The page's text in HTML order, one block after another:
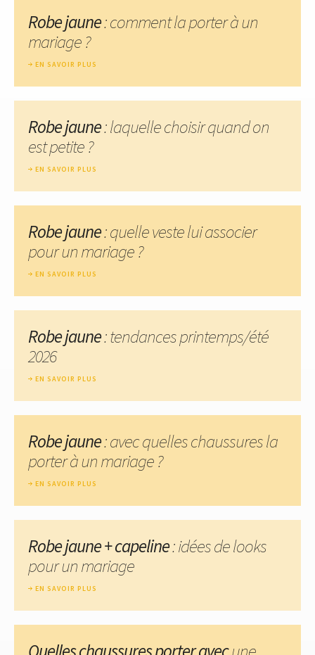
Robe jaune: comment la porter à un
mariage ?
EN SAVOIR PLUS
Robe jaune: laquelle choisir quand on
est petite ?
EN SAVOIR PLUS
Robe jaune: quelle veste lui associer
pour un mariage ?
EN SAVOIR PLUS
Robe jaune: tendances printemps/été
2026
EN SAVOIR PLUS
Robe jaune: avec quelles chaussures la
porter à un mariage ?
EN SAVOIR PLUS
Robe jaune + capeline: idées de looks
pour un mariage
EN SAVOIR PLUS